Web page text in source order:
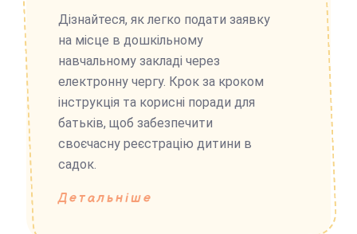
Дізнайтеся, як легко подати заявку
на місце в дошкільному
навчальному закладі через
електронну чергу. Крок за кроком
інструкція та корисні поради для
батьків, щоб забезпечити
своєчасну реєстрацію дитини в
садок.
Детальніше